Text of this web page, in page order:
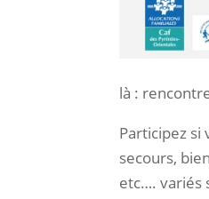
là :
Participez si
secours,
etc…. variés